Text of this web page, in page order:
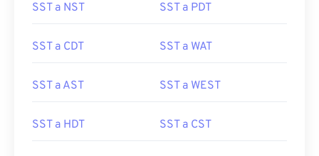
SST a NST SST a PDT
SST a CDT SST a WAT
SST a AST SST a WEST
SST a HDT SST a CST